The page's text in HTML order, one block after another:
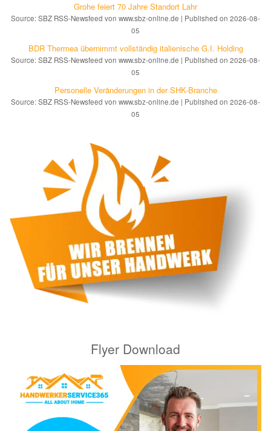
Grohe feiert 70 Jahre Standort Lahr
Source: SBZ RSS-Newsfeed von www.sbz-online.de
Published on 2026-08-
05
BDR Thermea übernimmt vollständig italienische G.I. Holding
Source: SBZ RSS-Newsfeed von www.sbz-online.de
Published on 2026-08-
05
Personelle Veränderungen in der SHK-Branche
Source: SBZ RSS-Newsfeed von www.sbz-online.de
Published on 2026-08-
05
Flyer Download